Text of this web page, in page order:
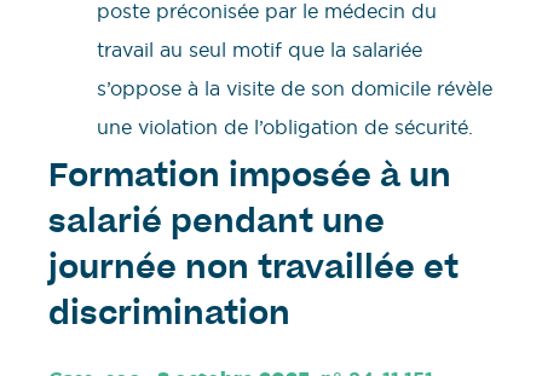
poste préconisée par le médecin du
travail au seul motif que la salariée
s’oppose à la visite de son domicile révèle
une violation de l’obligation de sécurité.
Formation imposée à un
salarié pendant une
journée non travaillée et
discrimination